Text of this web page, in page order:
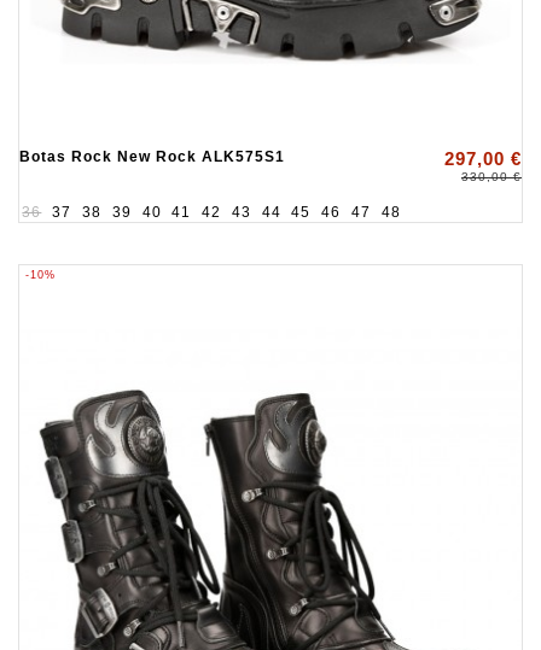
Botas Rock New Rock ALK575S1 297,00 €
330,00 €
36 37 38 39 40 41 42 43 44 45 46 47 48
-10%